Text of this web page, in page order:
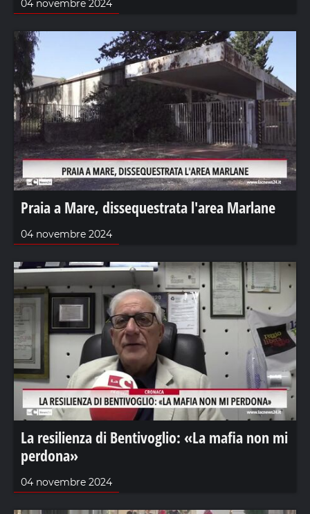
04 novembre 2024
Praia a Mare, dissequestrata l'area Marlane
04 novembre 2024
La resilienza di Bentivoglio: «La mafia non mi
perdona»
04 novembre 2024